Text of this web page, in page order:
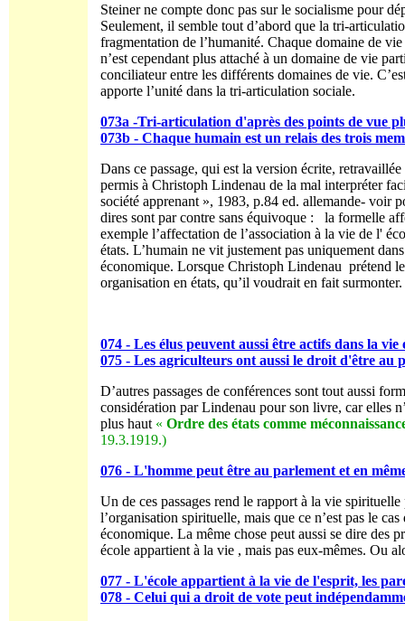
Steiner ne compte donc pas sur le socialisme pour
Seulement, il semble tout d’abord que la tri-
fragmentation de l’humanité. Chaque domaine de
n’est cependant plus attaché à un domaine de vie
conciliateur entre les différents domaines de vie.
apporte l’unité dans la tri-articulation sociale.
073a -Tri-articulation d'après des points de vue
073b - Chaque humain est un relais des trois
Dans ce passage, qui est la version écrite,
permis à Christoph Lindenau de la mal interpréter
société apprenant », 1983, p.84 ed. allemande- voir
dires sont par contre sans équivoque : la formelle
exemple l’affectation de l’association à la vie de l'
états. L’humain ne vit justement pas uniquement
économique. Lorsque Christoph Lindenau prétend
organisation en états, qu’il voudrait en fait surmonter.
074 - Les élus peuvent aussi être actifs dans la vie
075 - Les agriculteurs ont aussi le droit d'être au
D’autres passages de conférences sont tout aussi
considération par Lindenau pour son livre, car elles
plus haut « Ordre des états comme
19.3.1919.)
076 - L'homme peut être au parlement et en
Un de ces passages rend le rapport à la vie
l’organisation spirituelle, mais que ce n’est pas le
économique. La même chose peut aussi se dire des
école appartient à la vie , mais pas eux-mêmes. Ou
077 - L'école appartient à la vie de l'esprit, les
078 - Celui qui a droit de vote peut